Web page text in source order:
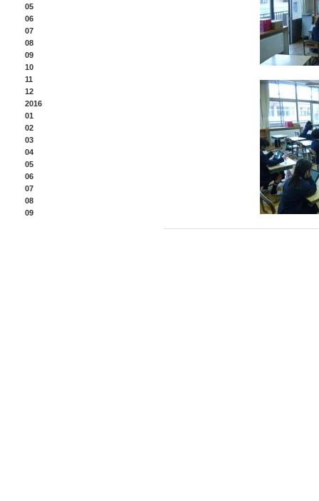
05
06
07
08
09
10
11
12
2016
01
02
03
04
05
06
07
08
09